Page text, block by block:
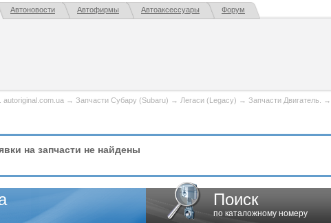
Автоновости Автофирмы Автоаксессуары Форум
autoriginal.com.ua → Запчасти Субару (Subaru) → Легаси (Legacy) → Запчасти Двигатель. →
на запчасти не найдены
Поиск
по каталожному номеру